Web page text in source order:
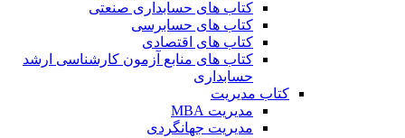
کتاب های حسابداری صنعتی
کتاب های حسابرسی
کتاب های اقتصادی
کتاب های منابع آزمون کارشناسی ارشد
حسابداری
کتاب مدیریت
مدیریت MBA
مدیریت جهانگردی